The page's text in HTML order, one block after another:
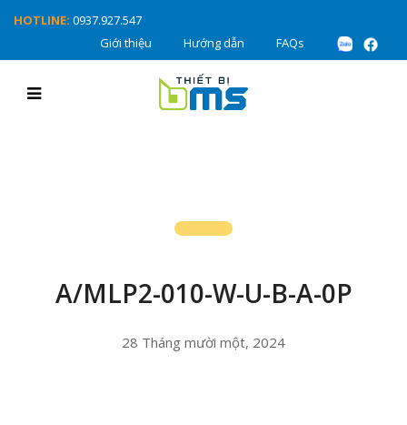
HOTLINE: 0937.927.547
Giới thiệu
Hướng dẫn FAQs
A/MLP2-010-W-U-B-A-0P
28 Tháng mười một, 2024